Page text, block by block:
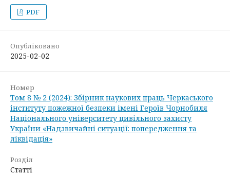
PDF
Опубліковано
2025-02-02
Номер
Том 8 № 2 (2024): Збірник наукових праць Черкаського
інституту пожежної безпеки імені Героїв Чорнобиля
Національного університету цивільного захисту
України «Надзвичайні ситуації: попередження та
ліквідація»
Розділ
Статті